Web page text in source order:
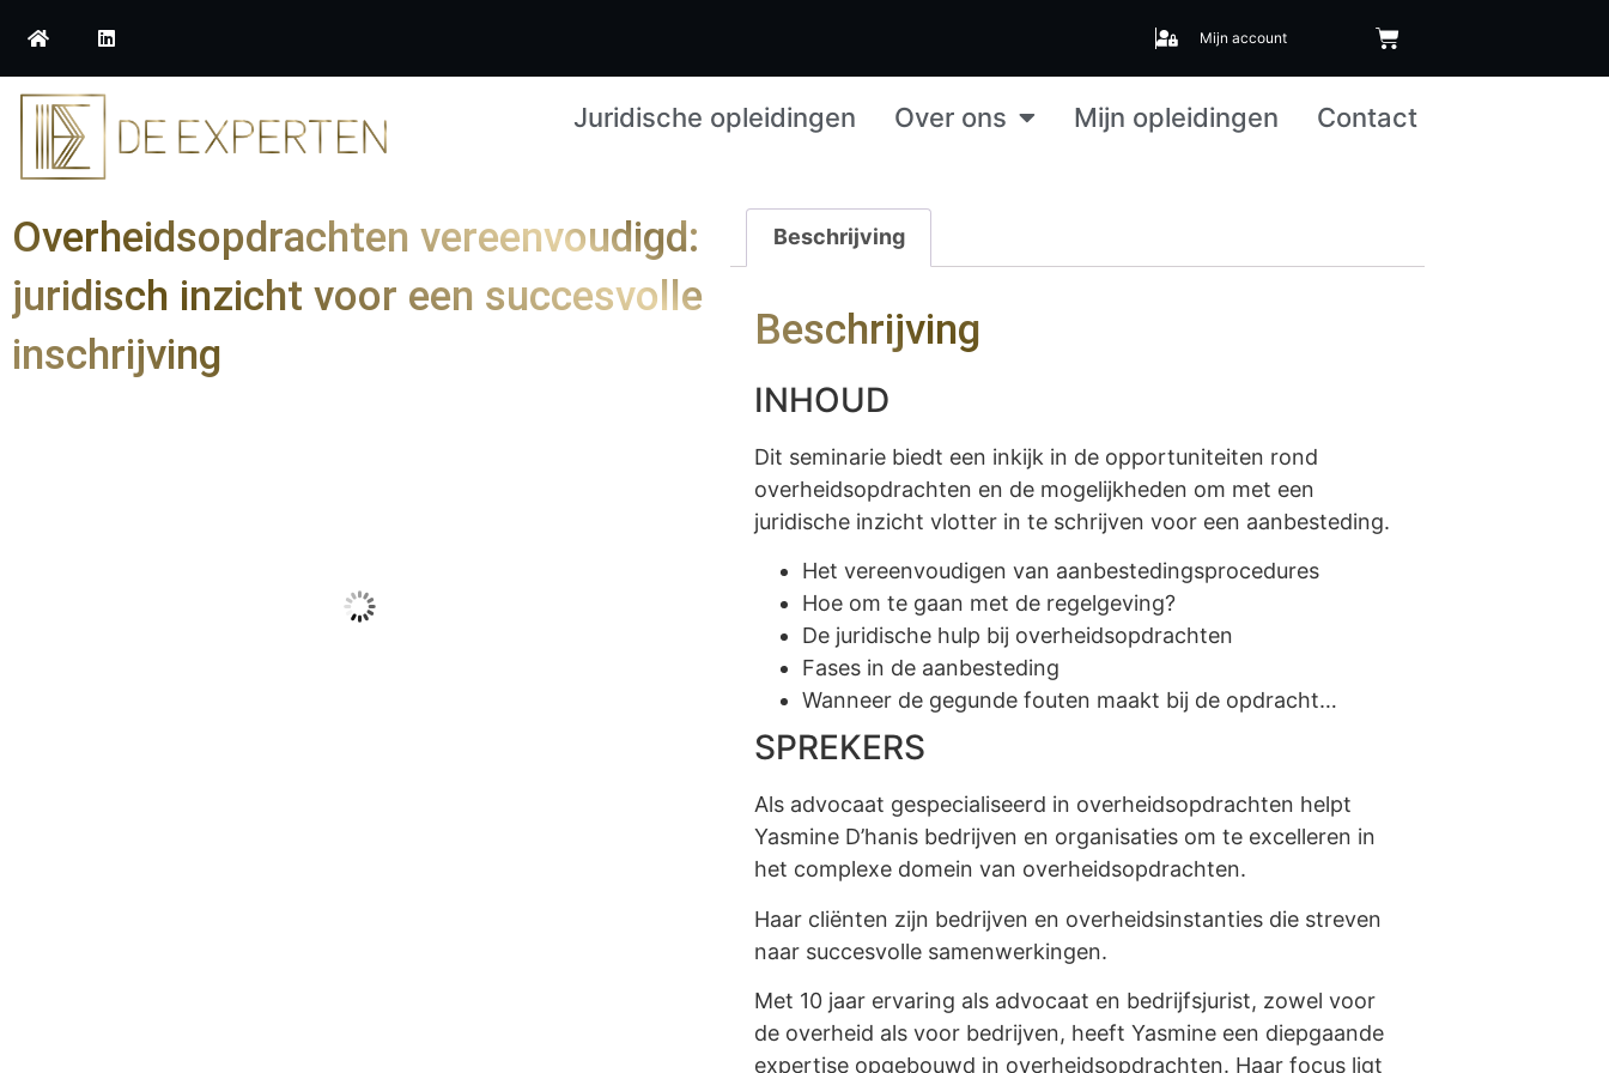
Mijn account
Juridische opleidingen Over ons Mijn opleidingen Contact
Overheidsopdrachten vereenvoudigd:
juridisch inzicht voor een succesvolle
inschrijving
Beschrijving
Beschrijving
INHOUD
Dit seminarie biedt een inkijk in de opportuniteiten rond
overheidsopdrachten en de mogelijkheden om met een
juridische inzicht vlotter in te schrijven voor een aanbesteding.
Het vereenvoudigen van aanbestedingsprocedures
Hoe om te gaan met de regelgeving?
De juridische hulp bij overheidsopdrachten
Fases in de aanbesteding
Wanneer de gegunde fouten maakt bij de opdracht…
SPREKERS
Als advocaat gespecialiseerd in overheidsopdrachten helpt
Yasmine D’hanis bedrijven en organisaties om te excelleren in
het complexe domein van overheidsopdrachten.
Haar cliënten zijn bedrijven en overheidsinstanties die streven
naar succesvolle samenwerkingen.
Met 10 jaar ervaring als advocaat en bedrijfsjurist, zowel voor
de overheid als voor bedrijven, heeft Yasmine een diepgaande
expertise opgebouwd in overheidsopdrachten. Haar focus ligt